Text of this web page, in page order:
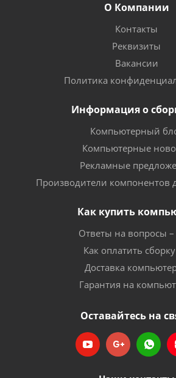
О Компании
Контакты
Реквизиты
Вакансии
Политика
Информация о
Компьютерный
Компьютерные
Рекламные
Производители компонентов
Как купить
Ответы на вопросы –
Как оплатить
Доставка
Гарантия на
Оставайтесь на